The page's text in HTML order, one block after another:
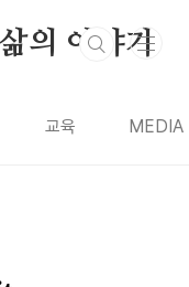
의 이야기
교육 MEDIA